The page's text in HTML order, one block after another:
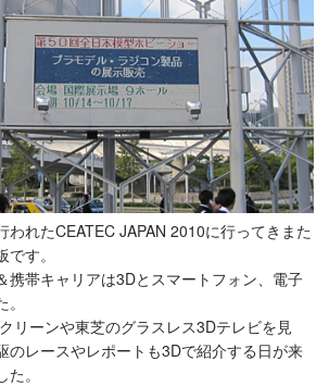
われたCEATEC JAPAN 2010に行ってきまた
す。
携帯キャリアは3Dとスマートフォン、電子
リーンや東芝のグラスレス3Dテレビを見
のレースやレポートも3Dで紹介する日が来
。